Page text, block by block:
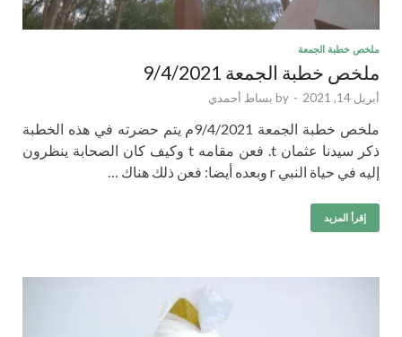
ملخص خطبة الجمعة
ملخص خطبة الجمعة 9/4/2021
أبريل 14, 2021 -
by بساط أحمدي
ملخص خطبة الجمعة 9/4/2021م يتم حضرته في هذه الخطبة
ذكر سيدنا عثمان t. فعن مقامه t وكيف كان الصحابة ينظرون
إليه في حياة النبي r وبعده أيضا: فعن ذلك هناك …
إقرأ المزيد